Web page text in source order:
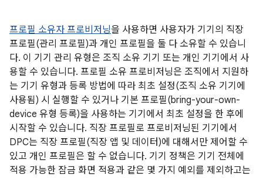
프로필 소유자 프로비저닝을 사용하면 사용자가 기기의 직장
프로필(관리 프로필)과 개인 프로필을 둘 다 소유할 수 있습니
다. 이 기기 관리 유형은 조직 소유 기기 또는 개인 기기에서 사
용할 수 있습니다. 프로필 소유 프로비저닝은 조직에서 지원하
는 기기 유형과 등록 방법에 따라 최초 설정(조직 소유 기기에
사용됨) 시 실행할 수 있거나 기본 프로필(bring-your-own-
device 유형 등록)을 사용하는 기기에서 최초 설정을 한 후에
시작할 수 있습니다. 직장 프로필로 프로비저닝된 기기에서
DPC는 직장 프로필(직장 앱 및 데이터)에 대해서만 제어할 수
있고 개인 프로필은 할 수 없습니다. 기기 정책은 기기 전체에
적용 가능한 잠금 화면 적용과 같은 몇 가지 예외를 제외하고는